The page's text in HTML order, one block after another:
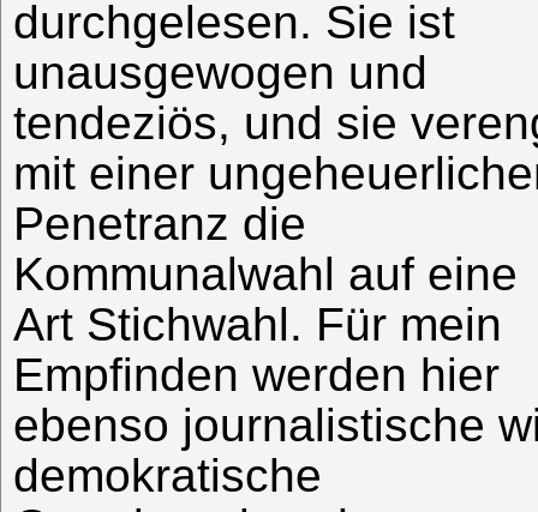
durchgelesen. Sie ist
unausgewogen und
tendeziös, und sie
mit einer
Penetranz die
Kommunalwahl auf eine
Art Stichwahl. Für mein
Empfinden werden hier
ebenso journalistische
demokratische